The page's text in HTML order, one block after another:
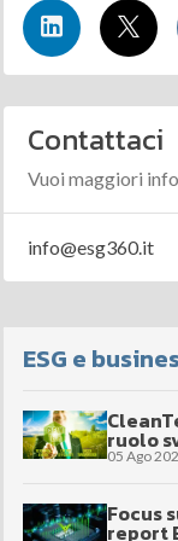
Contattaci
Vuoi maggiori
info@esg360.it
ESG e
ruolo
05 Ago
Focus
report